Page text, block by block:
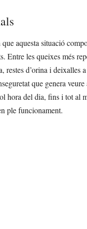
aquesta situació
Entre les queixes més
restes d’orina i deixalles
que genera
hora del dia, fins i tot al
ple funcionament.